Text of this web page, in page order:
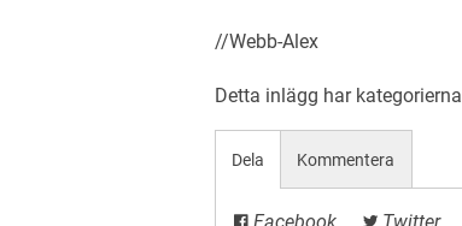
//Webb-Alex
Detta inlägg har kategorierna
Dela Kommentera